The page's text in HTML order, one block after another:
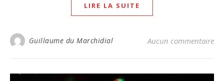
LIRE LA SUITE
Guillaume du Marchidial Aucun commentaire